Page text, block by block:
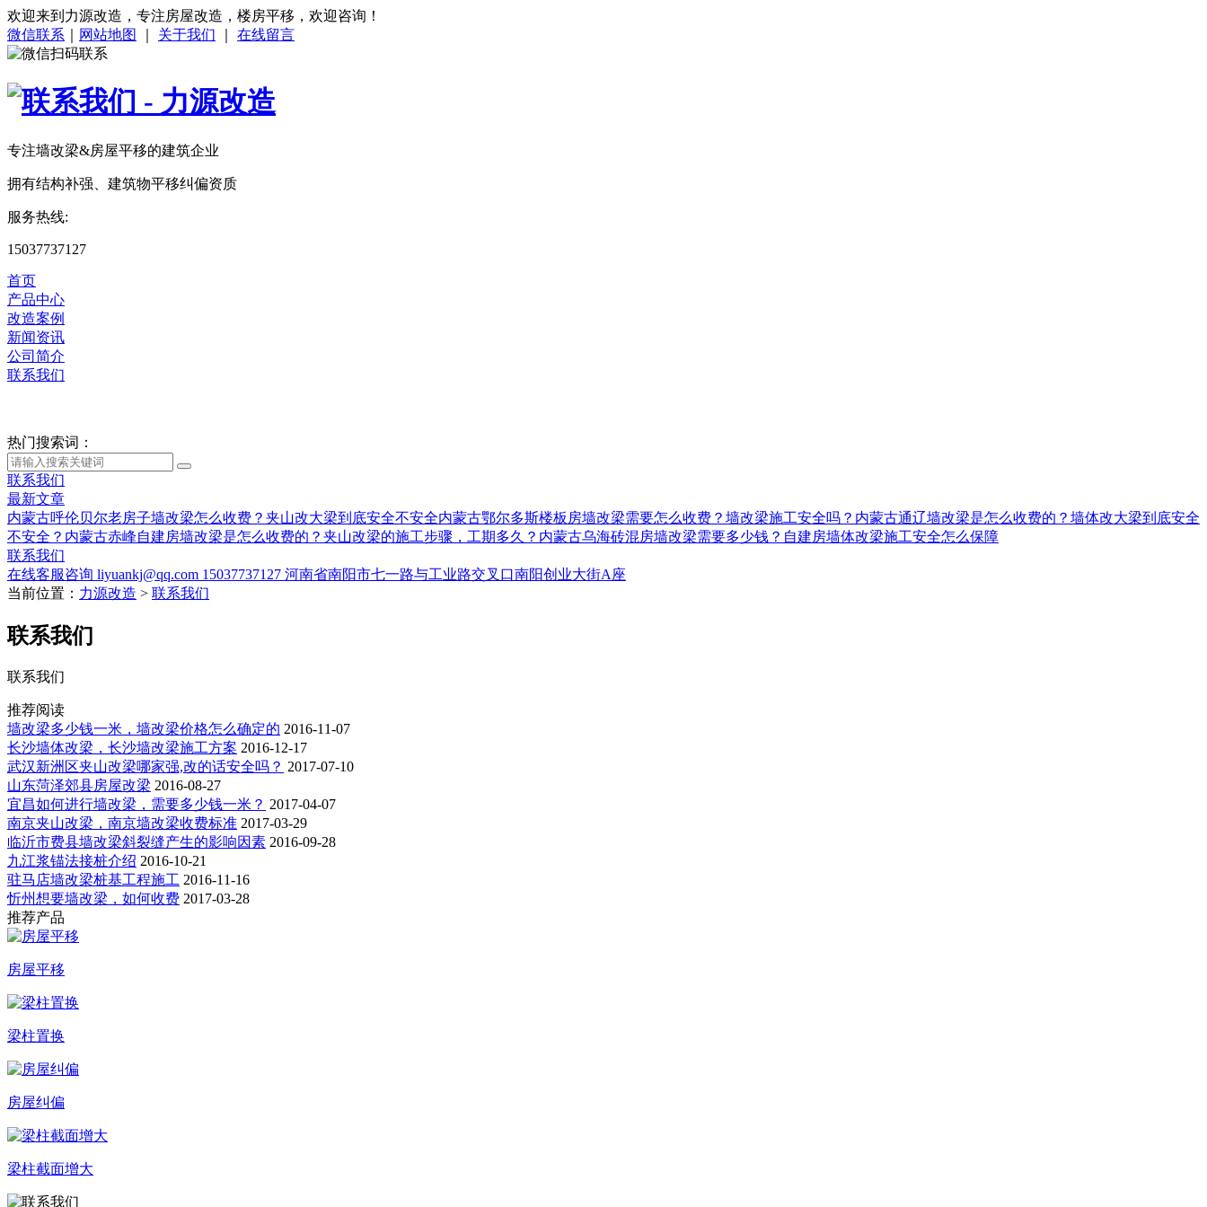
欢迎来到力源改造，专注房屋改造，楼房平移，欢迎咨询！
微信联系
网站地图 关于我们 在线留言
专注墙改梁&房屋平移的建筑企业
拥有结构补强、建筑物平移纠偏资质
服务热线:
15037737127
首页
产品中心
改造案例
新闻资讯
公司简介
联系我们
热门搜索词：
联系我们
最新文章
内蒙古呼伦贝尔老房子墙改梁怎么收费？夹山改大梁到底安全不安全内蒙古鄂尔多斯楼板房墙改梁需要怎么收费？墙改梁施工安全吗？ 内蒙古通辽墙改梁是怎么收费的？墙体改大梁到底安全
不安全？ 内蒙古赤峰自建房墙改梁是怎么收费的？夹山改梁的施工步骤，工期多久？ 内蒙古乌海砖混房墙改梁需要多少钱？自建房墙体改梁施工安全怎么保障
联系我们
在线客服咨询 liyuankj@qq.com 15037737127 河南省南阳市七一路与工业路交叉口南阳创业大街A座
当前位置： 力源改造 > 联系我们
联系我们
联系我们
推荐阅读
墙改梁多少钱一米，墙改梁价格怎么确定的 2016-11-07
长沙墙体改梁，长沙墙改梁施工方案 2016-12-17
武汉新洲区夹山改梁哪家强,改的话安全吗？ 2017-07-10
山东菏泽郊县房屋改梁 2016-08-27
宜昌如何进行墙改梁，需要多少钱一米？ 2017-04-07
南京夹山改梁，南京墙改梁收费标准 2017-03-29
临沂市费县墙改梁斜裂缝产生的影响因素 2016-09-28
九江浆锚法接桩介绍 2016-10-21
驻马店墙改梁桩基工程施工 2016-11-16
忻州想要墙改梁，如何收费 2017-03-28
推荐产品
房屋平移
梁柱置换
房屋纠偏
梁柱截面增大